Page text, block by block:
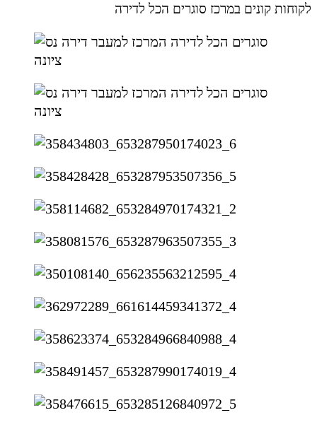
לקוחות קונים במרכז סוגרים הכל לדירה